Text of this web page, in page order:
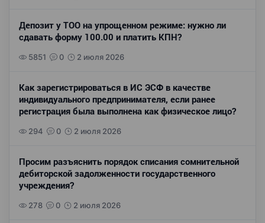
Депозит у ТОО на упрощенном режиме: нужно ли
сдавать форму 100.00 и платить КПН?
5851 0 2 июля 2026
Как зарегистрироваться в ИС ЭСФ в качестве
индивидуального предпринимателя, если ранее
регистрация была выполнена как физическое лицо?
294 0 2 июля 2026
Просим разъяснить порядок списания сомнительной
дебиторской задолженности государственного
учреждения?
278 0 2 июля 2026